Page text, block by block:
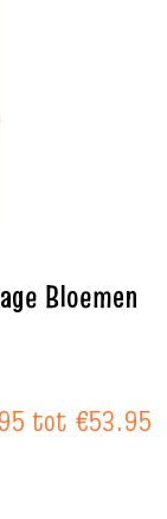
Bloemen
tot €53.95